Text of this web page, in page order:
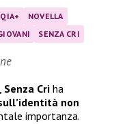
NOVELLA
SENZA CRI
Senza Cri ha
non
importanza.